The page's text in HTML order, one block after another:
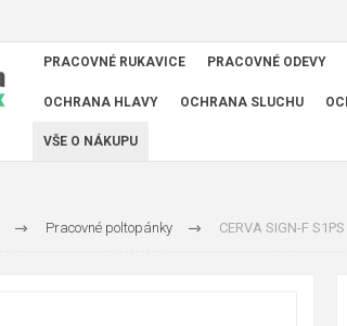
PRACOVNÉ RUKAVICE PRACOVNÉ ODEVY
OCHRANA HLAVY OCHRANA SLUCHU
VŠE O NÁKUPU
Pracovné poltopánky CERVA SIGN-F